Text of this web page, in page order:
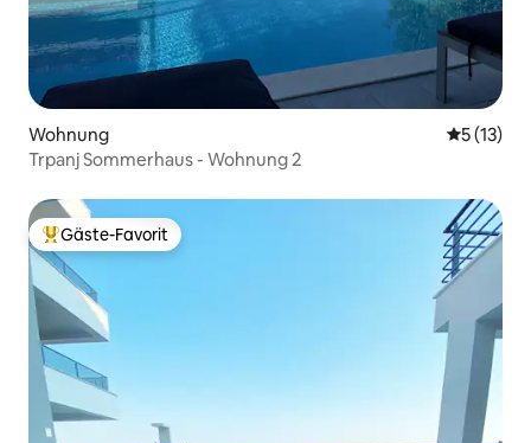
Wohnung
5 (13)
Trpanj Sommerhaus - Wohnung 2
Beliebter Gäste-Favorit.
Gäste-Favorit